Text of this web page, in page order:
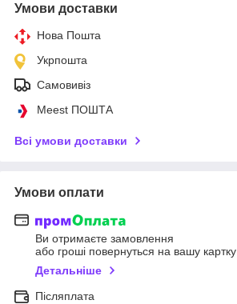
Умови доставки
Нова Пошта
Укрпошта
Самовивіз
Meest ПОШТА
Всі умови доставки
Умови оплати
Ви отримаєте замовлення
або гроші повернуться на вашу картку
Детальніше
Післяплата